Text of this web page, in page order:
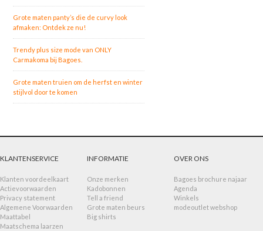
Grote maten panty’s die de curvy look
afmaken: Ontdek ze nu!
Trendy plus size mode van ONLY
Carmakoma bij Bagoes.
Grote maten truien om de herfst en winter
stijlvol door te komen
KLANTENSERVICE
Klanten voordeelkaart
Actievoorwaarden
Privacy statement
Algemene Voorwaarden
Maattabel
Maatschema laarzen
INFORMATIE
Onze merken
Kadobonnen
Tell a friend
Grote maten beurs
Big shirts
OVER ONS
Bagoes brochure najaar
Agenda
Winkels
modeoutlet webshop